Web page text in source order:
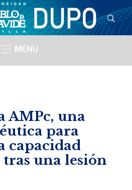
MENU
AMPc, una
para
capacidad
una lesión